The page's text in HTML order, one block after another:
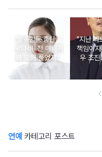
"방송활동 중단…"
박나래, 전 매니저
와 오해 풀었지만
불찰 반성
"지난 과
책임이
우 조진
은퇴
연예 카테고리 포스트